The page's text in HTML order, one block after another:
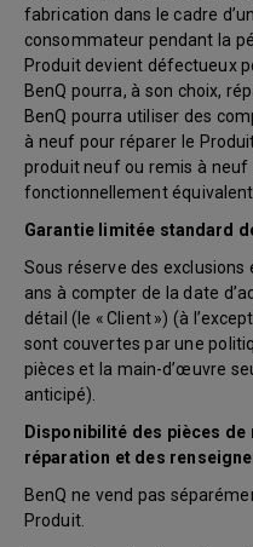
fabrication dans le cadre
consommateur pendant la
Produit devient défectueux
BenQ pourra, à son choix,
BenQ pourra utiliser des
à neuf pour réparer le
produit neuf ou remis à neuf
fonctionnellement équivalent.
Garantie limitée standard
Sous réserve des exclusions
ans à compter de la date
détail (le « Client ») (à
sont couvertes par une
pièces et la main-d’œuvre
anticipé).
Disponibilité des pièces
réparation et des
BenQ ne vend pas
Produit.